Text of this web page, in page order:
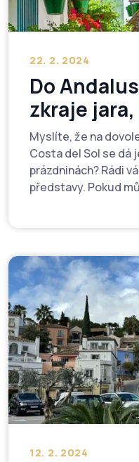
22. 2. 2024
Do
zkraje
litovat
Myslíte, že na
Costa del Sol se dá
prázdninách? Rádi
představy. Pokud
mráček, a to ještě
12. 2. 2024